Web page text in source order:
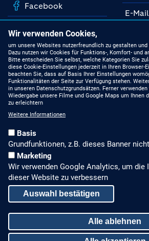
Facebook
YouTube
Linkedin
E-
MIT
ALLGEMEINES, RECHTLICHES
Impressum
Datenschutz
Sitemap
Wir verwenden Cookies,
um unsere Websites nutzerfreundlich zu gestalten
Dazu nutzen wir Cookies für Funktions-, Komfort- und
Bitte entscheiden Sie selbst, welche Kategorien Sie
diese Cookie-Einstellungen jederzeit in Ihren Browser-
beachten Sie, dass auf Basis Ihrer Einstellungen
Funktionalitäten der Seite zur Verfügung stehen.
in unseren Datenschutzgrundsätzen. Ferner
Wiedergabe unsere Filme und Google Maps um Ihnen
zu erleichtern
Weitere Informationen
Basis
Grundfunktionen, z.B. dieses Banner
Marketing
Wir verwenden Google Analytics, um die
dieser Website zu verbessern
Auswahl bestätigen
Alle ablehnen